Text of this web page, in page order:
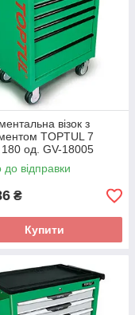
візок з
TOPTUL 7
180 од. GV-18005
до відправки
₴
Купити